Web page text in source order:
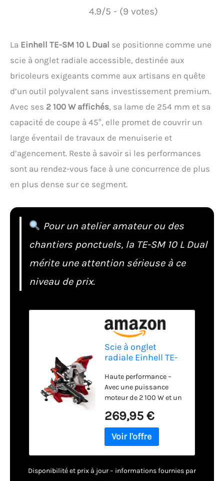
4.9/5 - (9 votes)
La Einhell TE-SM 10 L Dual se positionne comme une
scie à onglet radiale accessible, destinée aux
bricoleurs exigeants comme aux artisans en quête
d’un outil polyvalent sans investissement premium.
Avec ses 2 100 W affichés, sa lame de 254 mm et sa
capacité de coupe à 45°, elle promet de couvrir un
large éventail de travaux de menuiserie et
d’agencement. Reste à savoir si les performances
sont au rendez-vous face à une concurrence de plus
en plus dense sur ce segment.
Pour un atelier amateur ou des
chantiers ponctuels, la TE-SM 10 L Dual
mérite une attention sérieuse à ce
niveau de prix.
Scie à onglet
radiale Einhell TE-
Haute performance –
Avec une puissance
moteur de 2 100 W et un
jusqu’à 4 700
tours/minute, il est
possible d'exécuter des
Associé au laser intégré
269,95 €
Disponibilité et prix à jour – informations fournies par